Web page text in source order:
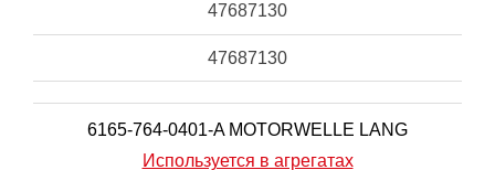
47687130
47687130
6165-764-0401-A MOTORWELLE LANG
Используется в агрегатах